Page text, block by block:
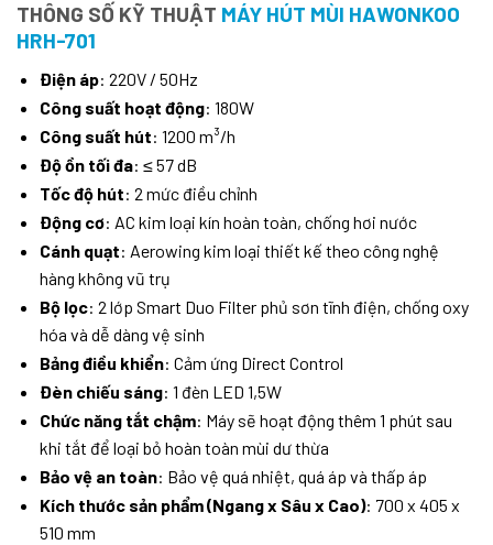
THÔNG SỐ KỸ THUẬT MÁY HÚT MÙI HAWONKOO
HRH-701
Điện áp: 220V / 50Hz
Công suất hoạt động: 180W
Công suất hút: 1200 m³/h
Độ ồn tối đa: ≤ 57 dB
Tốc độ hút: 2 mức điều chỉnh
Động cơ: AC kim loại kín hoàn toàn, chống hơi nước
Cánh quạt: Aerowing kim loại thiết kế theo công nghệ
hàng không vũ trụ
Bộ lọc: 2 lớp Smart Duo Filter phủ sơn tĩnh điện, chống oxy
hóa và dễ dàng vệ sinh
Bảng điều khiển: Cảm ứng Direct Control
Đèn chiếu sáng: 1 đèn LED 1,5W
Chức năng tắt chậm: Máy sẽ hoạt động thêm 1 phút sau
khi tắt để loại bỏ hoàn toàn mùi dư thừa
Bảo vệ an toàn: Bảo vệ quá nhiệt, quá áp và thấp áp
Kích thước sản phẩm (Ngang x Sâu x Cao): 700 x 405 x
510 mm